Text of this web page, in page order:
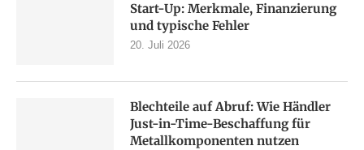
Start-Up: Merkmale, Finanzierung
und typische Fehler
20. Juli 2026
Blechteile auf Abruf: Wie Händler
Just-in-Time-Beschaffung für
Metallkomponenten nutzen